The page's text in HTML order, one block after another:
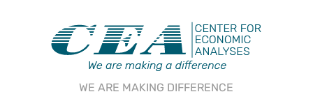
WE ARE MAKING DIFFERENCE